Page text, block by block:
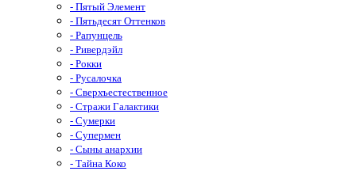
- Пятый Элемент
- Пятьдесят Оттенков
- Рапунцель
- Ривердэйл
- Рокки
- Русалочка
- Сверхъестественное
- Стражи Галактики
- Сумерки
- Супермен
- Сыны анархии
- Тайна Коко